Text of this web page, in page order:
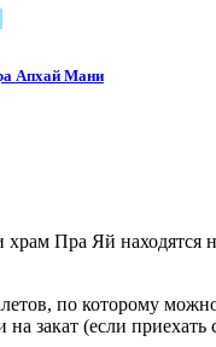
Апхай Мани
храм Пра Яй
по которому
на закат (если